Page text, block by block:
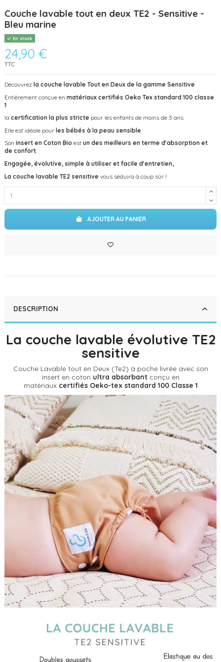
Couche lavable tout en deux TE2 - Sensitive -
Bleu marine
En stock
24,90 €
TTC
Découvrez la couche lavable Tout en Deux de la gamme Sensitive
Entièrement conçue en matériaux certifiés Oeko Tex standard 100 classe
1
la certification la plus stricte pour les enfants de moins de 3 ans
Elle est idéale pour les bébés à la peau sensible
Son insert en Coton Bio est un des meilleurs en terme d'absorption et
de confort.
Engagée, évolutive, simple à utiliser et facile d'entretien,
La couche lavable TE2 sensitive vous séduira à coup sûr !
AJOUTER AU PANIER
DESCRIPTION
La couche lavable évolutive TE2
sensitive
Couche Lavable tout en Deux (Te2) à poche livrée avec son
insert en coton ultra absorbant conçu en
matériauxcertifiés Oeko-tex standard 100 Classe 1